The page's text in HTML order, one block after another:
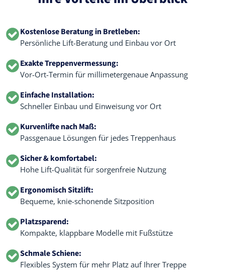
Kostenlose Beratung in Bretleben:
Persönliche Lift-Beratung und Einbau vor Ort
Exakte Treppenvermessung:
Vor-Ort-Termin für millimetergenaue Anpassung
Einfache Installation:
Schneller Einbau und Einweisung vor Ort
Kurvenlifte nach Maß:
Passgenaue Lösungen für jedes Treppenhaus
Sicher & komfortabel:
Hohe Lift-Qualität für sorgenfreie Nutzung
Ergonomisch Sitzlift:
Bequeme, knie-schonende Sitzposition
Platzsparend:
Kompakte, klappbare Modelle mit Fußstütze
Schmale Schiene:
Flexibles System für mehr Platz auf Ihrer Treppe